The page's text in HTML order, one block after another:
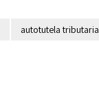
autotutela tributaria